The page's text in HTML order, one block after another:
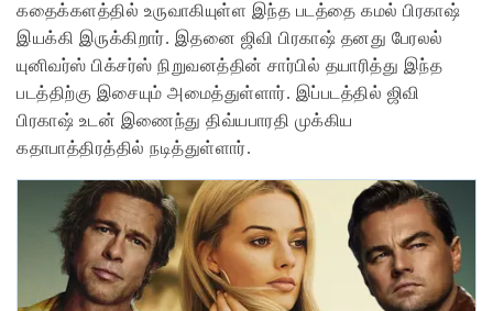
கதைக்களத்தில் உருவாகியுள்ள இந்த படத்தை கமல் பிரகாஷ்
இயக்கி இருக்கிறார். இதனை ஜிவி பிரகாஷ் தனது பேரலல்
யுனிவர்ஸ் பிக்சர்ஸ் நிறுவனத்தின் சார்பில் தயாரித்து இந்த
படத்திற்கு இசையும் அமைத்துள்ளார். இப்படத்தில் ஜிவி
பிரகாஷ் உடன் இணைந்து திவ்யபாரதி முக்கிய
கதாபாத்திரத்தில் நடித்துள்ளார்.